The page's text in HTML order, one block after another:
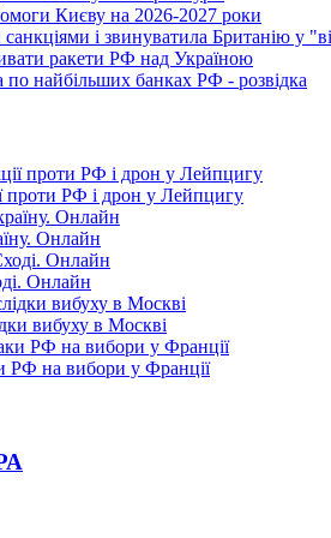
Києву на 2026-2027 роки
і звинуватила Британію у
ракети РФ над Україною
по найбільших банках РФ - розвідка
проти РФ і дрон у Лейпцигу
Онлайн
Онлайн
вибуху в Москві
РФ на вибори у Франції